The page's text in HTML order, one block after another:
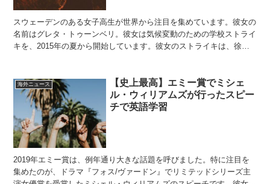
スウェーデンのある女子高生が世界から注目を集めています。彼女の
名前はグレタ・トゥーンベリ。彼女は気候変動のための学校ストライ
キを、2015年の夏から開始しています。彼女のストライキは、徐々
海外ニュース
【史上最高】エミー賞でミシェ
ル・ウィリアムズが行ったスピー
チで英語学習
2019年エミー賞は、例年通り大きな話題を呼びました。特に注目を
集めたのが、ドラマ『フォス/ヴァードン』でリミテッドシリーズ主